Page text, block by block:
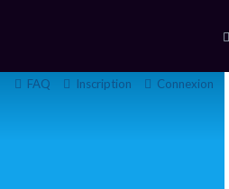
Connexion
Inscription
FAQ